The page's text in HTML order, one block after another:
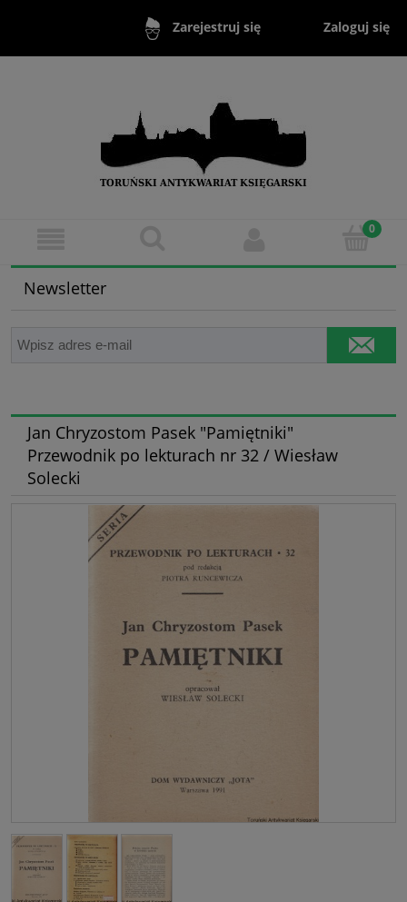
Zarejestruj się Zaloguj się
Newsletter
Jan Chryzostom Pasek "Pamiętniki"
Przewodnik po lekturach nr 32 / Wiesław
Solecki